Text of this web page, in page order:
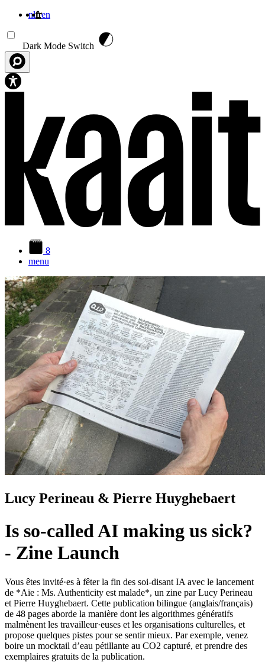
nlfren
Dark Mode Switch
8
menu
Lucy Perineau & Pierre Huyghebaert
Is so-called AI making us sick?
- Zine Launch
Vous êtes invité·es à fêter la fin des soi-disant IA avec le lancement
de *Aïe : Ms. Authenticity est malade*, un zine par Lucy Perineau
et Pierre Huyghebaert. Cette publication bilingue (anglais/français)
de 48 pages aborde la manière dont les algorithmes génératifs
malmènent les travailleur·euses et les organisations culturelles, et
propose quelques pistes pour se sentir mieux. Par exemple, venez
boire un mocktail d’eau pétillante au CO2 capturé, et prendre des
exemplaires gratuits de la publication.